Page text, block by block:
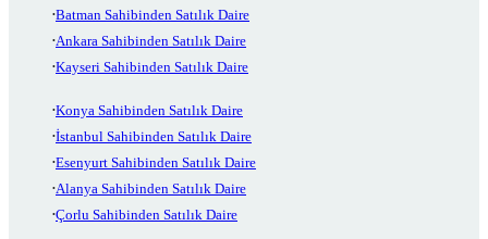
Batman Sahibinden Satılık Daire
Ankara Sahibinden Satılık Daire
Kayseri Sahibinden Satılık Daire
Konya Sahibinden Satılık Daire
İstanbul Sahibinden Satılık Daire
Esenyurt Sahibinden Satılık Daire
Alanya Sahibinden Satılık Daire
Çorlu Sahibinden Satılık Daire